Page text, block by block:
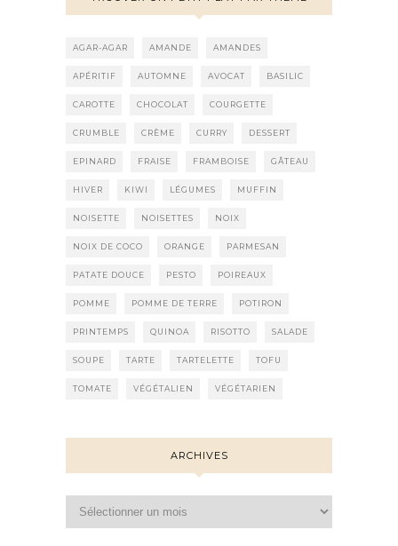
AGAR-AGAR AMANDE AMANDES
APÉRITIF AUTOMNE AVOCAT BASILIC
CAROTTE CHOCOLAT COURGETTE
CRUMBLE CRÈME CURRY DESSERT
EPINARD FRAISE FRAMBOISE GÂTEAU
HIVER KIWI LÉGUMES MUFFIN
NOISETTE NOISETTES NOIX
NOIX DE COCO ORANGE PARMESAN
PATATE DOUCE PESTO POIREAUX
POMME POMME DE TERRE POTIRON
PRINTEMPS QUINOA RISOTTO SALADE
SOUPE TARTE TARTELETTE TOFU
TOMATE VÉGÉTALIEN VÉGÉTARIEN
ARCHIVES